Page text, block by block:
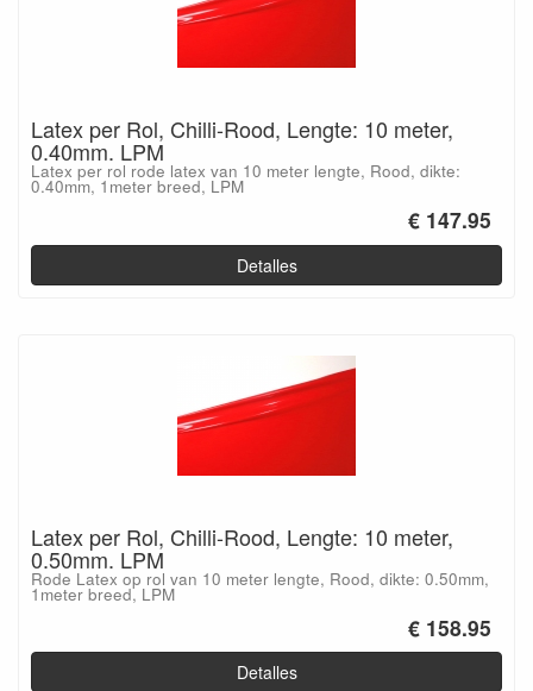
Latex per Rol, Chilli-Rood, Lengte: 10 meter,
0.40mm. LPM
Latex per rol rode latex van 10 meter lengte, Rood, dikte:
0.40mm, 1meter breed, LPM
€ 147.95
Detalles
Latex per Rol, Chilli-Rood, Lengte: 10 meter,
0.50mm. LPM
Rode Latex op rol van 10 meter lengte, Rood, dikte: 0.50mm,
1meter breed, LPM
€ 158.95
Detalles